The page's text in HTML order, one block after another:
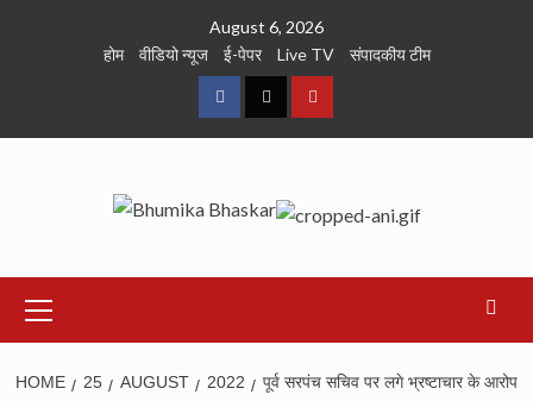
August 6, 2026
होम
वीडियो न्यूज ई-पेपर Live TV संपादकीय टीम
FacebookTwitterYoutube
Menu
HOME 25 AUGUST 2022
पूर्व सरपंच सचिव पर लगे भ्रष्टाचार के आरोप